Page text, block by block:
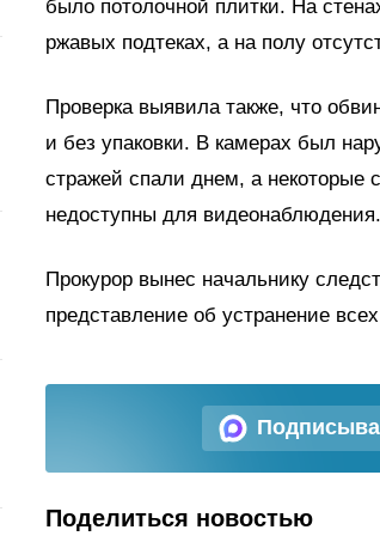
было потолочной плитки. На
ржавых подтеках, а на полу
Проверка выявила также, что
и без упаковки. В камерах был
стражей спали днем, а
недоступны для видеонаблюдения.
Прокурор вынес начальнику
представление об устранение
Поделиться новостью